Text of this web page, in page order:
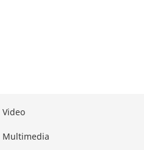
Video
Multimedia